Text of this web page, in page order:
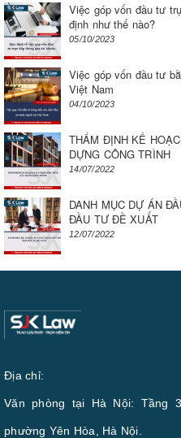
Việc góp vốn đầu tư
định như thế nào?
05/10/2023
Việc góp vốn đầu tư
Việt Nam
04/10/2023
THẨM ĐỊNH KẾ
DỰNG CÔNG TRÌNH
14/07/2022
DANH MỤC DỰ ÁN
ĐẦU TƯ ĐỀ XUẤT
12/07/2022
Địa chỉ:
Văn phòng tại Hà Nội: Tầng
phường Yên Hòa, Hà Nội.